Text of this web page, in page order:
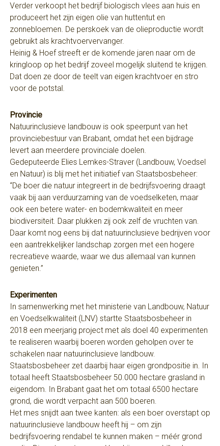
Verder verkoopt het bedrijf biologisch vlees aan huis en
produceert het zijn eigen olie van huttentut en
zonnebloemen. De perskoek van de olieproductie wordt
gebruikt als krachtvoervervanger.
Heinig & Hoef streeft er de komende jaren naar om de
kringloop op het bedrijf zoveel mogelijk sluitend te krijgen.
Dat doen ze door de teelt van eigen krachtvoer en stro
voor de potstal.
Provincie
Natuurinclusieve landbouw is ook speerpunt van het
provinciebestuur van Brabant, omdat het een bijdrage
levert aan meerdere provinciale doelen.
Gedeputeerde Elies Lemkes-Straver (Landbouw, Voedsel
en Natuur) is blij met het initiatief van Staatsbosbeheer:
“De boer die natuur integreert in de bedrijfsvoering draagt
vaak bij aan verduurzaming van de voedselketen, maar
ook een betere water- en bodemkwaliteit en meer
biodiversiteit. Daar plukken zij ook zelf de vruchten van.
Daar komt nog eens bij dat natuurinclusieve bedrijven voor
een aantrekkelijker landschap zorgen met een hogere
recreatieve waarde, waar we dus allemaal van kunnen
genieten.”
Experimenten
In samenwerking met het ministerie van Landbouw, Natuur
en Voedselkwaliteit (LNV) startte Staatsbosbeheer in
2018 een meerjarig project met als doel 40 experimenten
te realiseren waarbij boeren worden geholpen over te
schakelen naar natuurinclusieve landbouw.
Staatsbosbeheer zet daarbij haar eigen grondpositie in. In
totaal heeft Staatsbosbeheer 50.000 hectare grasland in
eigendom. In Brabant gaat het om totaal 6500 hectare
grond, die wordt verpacht aan 500 boeren.
Het mes snijdt aan twee kanten: als een boer overstapt op
natuurinclusieve landbouw heeft hij – om zijn
bedrijfsvoering rendabel te kunnen maken – méér grond